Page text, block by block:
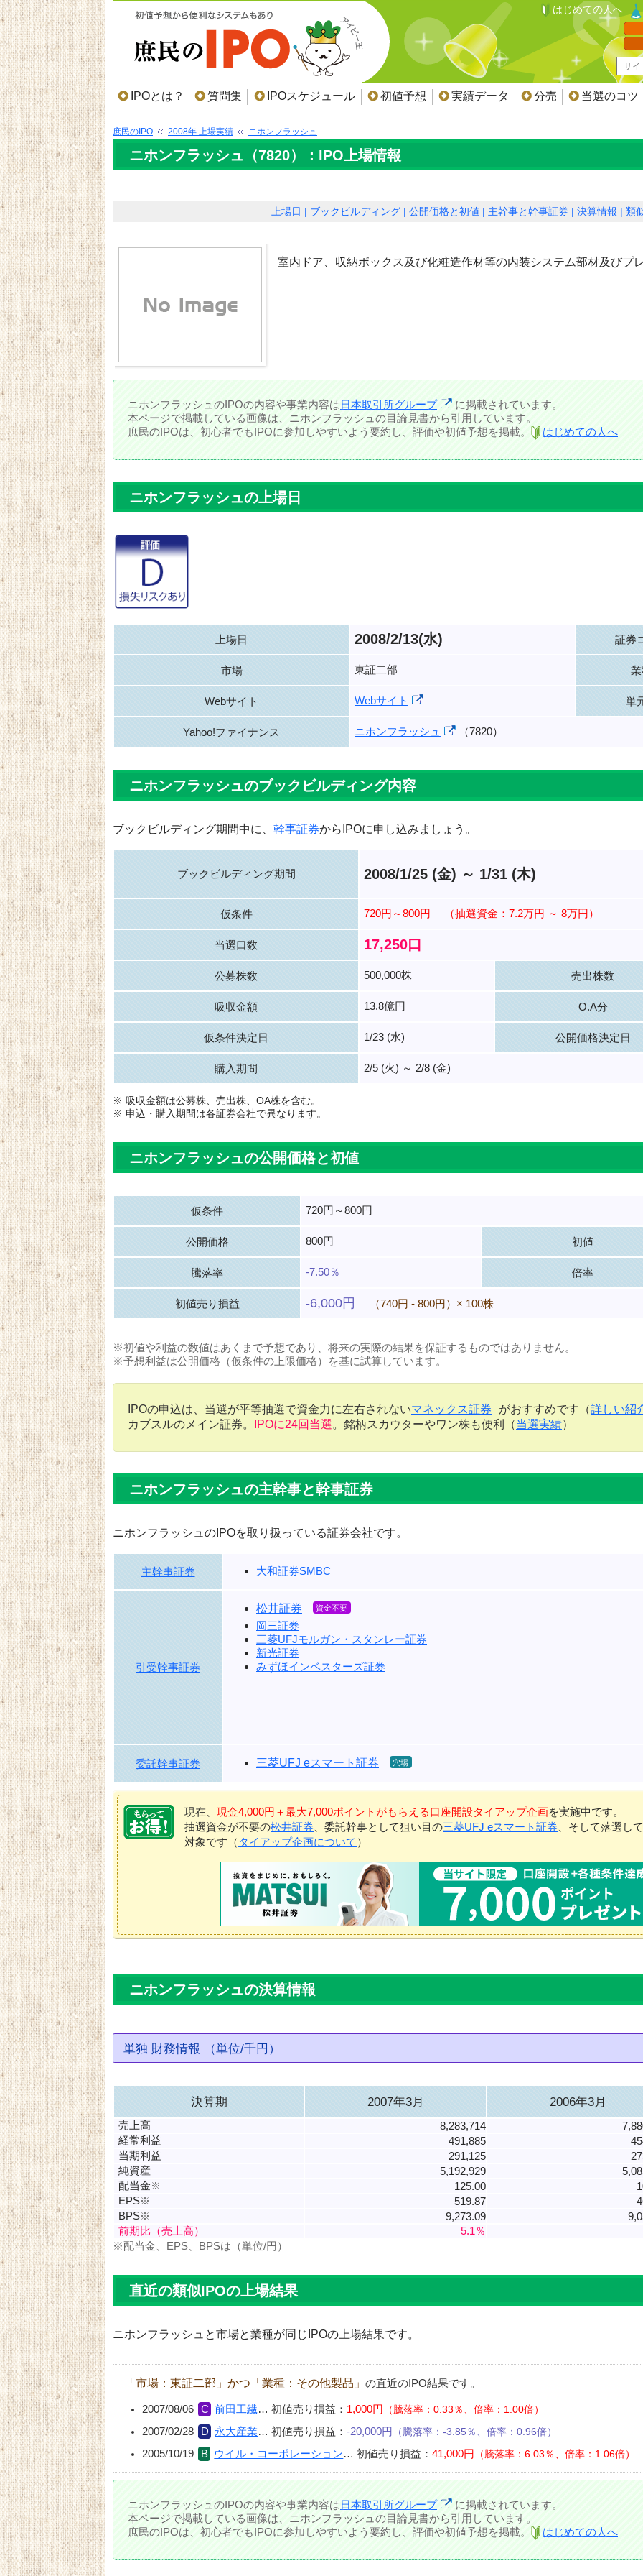
はじめての人へ
IPOとは？ 質問集 IPOスケジュール 初値予想 実績データ 分売 当選のコツ
庶民のIPO 2008年 上場実績 ニホンフラッシュ
ニホンフラッシュ（7820）：IPO上場情報
上場日 ブックビルディング 公開価格と初値 主幹事と幹事証券 決算情報 類
室内ドア、収納ボックス及び化粧造作材等の内装システム部材及びプ
ニホンフラッシュのIPOの内容や事業内容は日本取引所グループ
に掲載されています。
本ページで掲載している画像は、ニホンフラッシュの目論見書から引用しています。
庶民のIPOは、初心者でもIPOに参加しやすいよう要約し、評価や初値予想を掲載。
はじめての人へ
ニホンフラッシュの上場日
上場日 2008/2/13(水) 証券
市場 東証二部
Webサイト Webサイト 単
Yahoo!ファイナンス ニホンフラッシュ （7820）
ニホンフラッシュのブックビルディング内容
ブックビルディング期間中に、 幹事証券からIPOに申し込みましょう。
ブックビルディング期間 2008/1/25 (金) ～ 1/31 (木)
仮条件 720円～800円 （抽選資金：7.2万円 ～ 8万円）
当選口数 17,250口
公募株数 500,000株 売出株数
吸収金額 13.8億円 O.A分
仮条件決定日 1/23 (水) 公開価格決定日
購入期間 2/5 (火) ～ 2/8 (金)
※ 吸収金額は公募株、売出株、OA株を含む。
※ 申込・購入期間は各証券会社で異なります。
ニホンフラッシュの公開価格と初値
仮条件 720円～800円
公開価格 800円 初値
騰落率 -7.50％ 倍率
初値売り損益 -6,000円 （740円 - 800円）× 100株
※初値や利益の数値はあくまで予想であり、将来の実際の結果を保証するものではありません。
※予想利益は公開価格（仮条件の上限価格）を基に試算しています。
IPOの申込は、当選が平等抽選で資金力に左右されないマネックス証券 がおすすめです（詳しい紹
カブスルのメイン証券。
IPOに24回当選。銘柄スカウターやワン株も便利（当選実績）
ニホンフラッシュの主幹事と幹事証券
ニホンフラッシュのIPOを取り扱っている証券会社です。
主幹事証券 大和証券SMBC
引受幹事証券
松井証券
岡三証券
三菱UFJモルガン・スタンレー証券
新光証券
みずほインベスターズ証券
委託幹事証券 三菱UFJ eスマート証券
現在、 現金4,000円＋最大7,000ポイントがもらえる口座開設タイアップ企画を実施中です。
抽選資金が不要の松井証券 、委託幹事として狙い目の三菱UFJ eスマート証券 、そして落選し
対象です（ タイアップ企画について ）
ニホンフラッシュの決算情報
単独 財務情報 （単位/千円）
決算期 2007年3月 2006年3月
売上高 8,283,714
経常利益
491,885
当期利益
291,125
純資産
5,192,929
配当金※ 125.00
EPS※ 519.87
BPS※ 9,273.09
前期比（売上高）
5.1％
※配当金、EPS、BPSは（単位/円）
直近の類似IPOの上場結果
ニホンフラッシュと市場と業種が同じIPOの上場結果です。
「市場：東証二部」かつ「業種：その他製品」 の直近のIPO結果です。
2007/08/06 前田工繊…初値売り損益： 1,000円 騰落率：0.33％、倍率：1.00倍
2007/02/28 永大産業…初値売り損益：-20,000円 騰落率：-3.85％、倍率：0.96倍
2005/10/19 ウイル・コーポレーション…初値売り損益：41,000円 騰落率：6.03％、倍率：1.06倍
ニホンフラッシュのIPOの内容や事業内容は日本取引所グループ
に掲載されています。
本ページで掲載している画像は、ニホンフラッシュの目論見書から引用しています。
庶民のIPOは、初心者でもIPOに参加しやすいよう要約し、評価や初値予想を掲載。
はじめての人へ